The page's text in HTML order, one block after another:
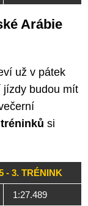
Arábie
už v pátek
jízdy budou mít
si
- 3. TRÉNINK
1:27.489